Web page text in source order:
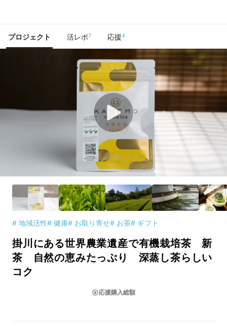
プロジェクト 活レポ7 応援4
# 地域活性# 健康# お取り寄せ# お茶# ギフト
掛川にある世界農業遺産で有機栽培茶 新
茶 自然の恵みたっぷり 深蒸し茶らしい
コク
応援購入総額